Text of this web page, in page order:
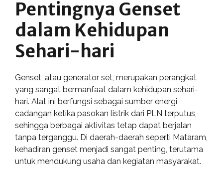
Pentingnya Genset
dalam Kehidupan
Sehari-hari
Genset, atau generator set, merupakan perangkat
yang sangat bermanfaat dalam kehidupan sehari-
hari. Alat ini berfungsi sebagai sumber energi
cadangan ketika pasokan listrik dari PLN terputus,
sehingga berbagai aktivitas tetap dapat berjalan
tanpa terganggu. Di daerah-daerah seperti Mataram,
kehadiran genset menjadi sangat penting, terutama
untuk mendukung usaha dan kegiatan masyarakat.